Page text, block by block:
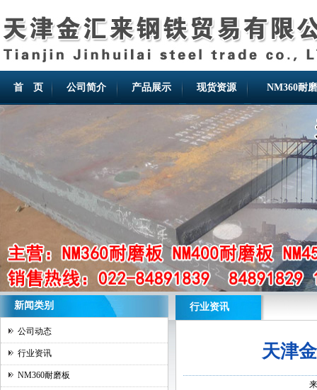
首 页 公司简介 产品展示 现货资源 NM360耐
新闻类别
公司动态
行业资讯
NM360耐磨板
行业资讯
天津